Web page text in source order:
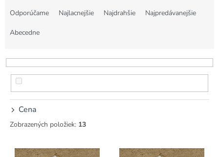
i
e
Odporúčame Najlacnejšie Najdrahšie Najpredávanejšie
Abecedne
Cena
Zobrazených položiek: 13